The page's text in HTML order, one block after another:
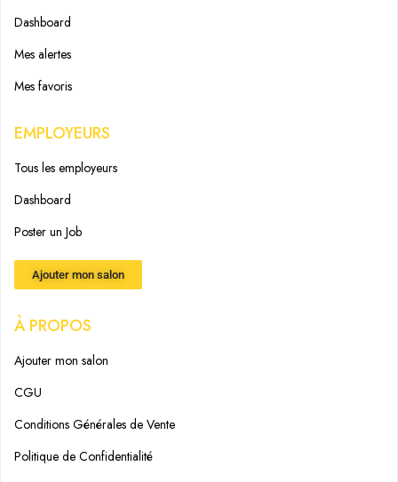
Dashboard
Mes alertes
Mes favoris
EMPLOYEURS
Tous les employeurs
Dashboard
Poster un Job
Ajouter mon salon
À PROPOS
Ajouter mon salon
CGU
Conditions Générales de Vente
Politique de Confidentialité